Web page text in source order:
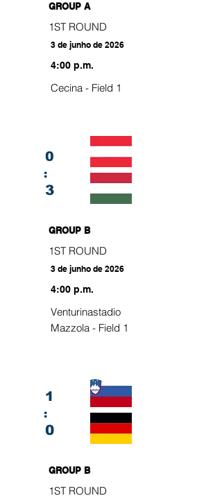
GROUP A
3 de junho de 2026
4:00 p.m.
Cecina - Field 1
1ST ROUND
0
:
3
GROUP B
3 de junho de 2026
4:00 p.m.
Venturinastadio
Mazzola - Field 1
1ST ROUND
1
:
0
GROUP B
1ST ROUND